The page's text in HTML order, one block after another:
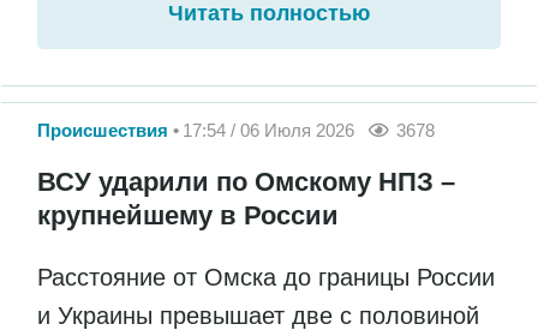
Читать полностью
Происшествия 17:54 / 06 Июля 2026 3678
ВСУ ударили по Омскому НПЗ –
крупнейшему в России
Расстояние от Омска до границы России
и Украины превышает две с половиной